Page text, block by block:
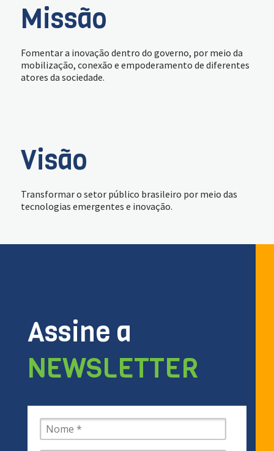
Missão
Fomentar a inovação dentro do governo, por meio da
mobilização, conexão e empoderamento de diferentes
atores da sociedade.
Visão
Transformar o setor público brasileiro por meio das
tecnologias emergentes e inovação.
Assine a
NEWSLETTER